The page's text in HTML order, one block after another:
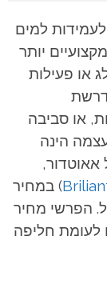
יותר, כמו 20,000 מ"מ לעמידות למים
מקצועיים יותר
או פעילות
או סביבה
הינה
אאוטדור,
) במחיר
ו 2,099 למעיל. הפרשי מחיר
מלאה בכ 1,000 ש״ח לעומת חליפה